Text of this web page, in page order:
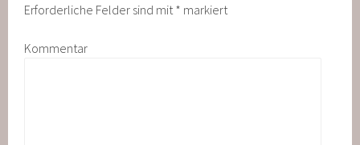
Erforderliche Felder sind mit* markiert
Kommentar